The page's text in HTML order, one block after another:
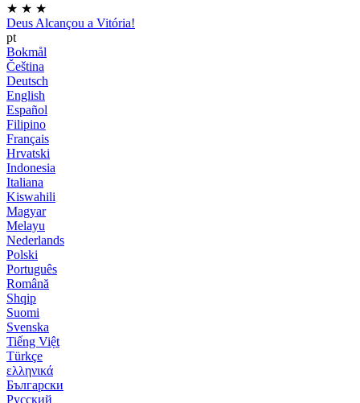
★ ★ ★
Deus Alcançou a Vitória!
pt
Bokmål
Čeština
Deutsch
English
Español
Filipino
Français
Hrvatski
Indonesia
Italiana
Kiswahili
Magyar
Melayu
Nederlands
Polski
Português
Română
Shqip
Suomi
Svenska
Tiếng Việt
Türkçe
ελληνικά
Български
Русский